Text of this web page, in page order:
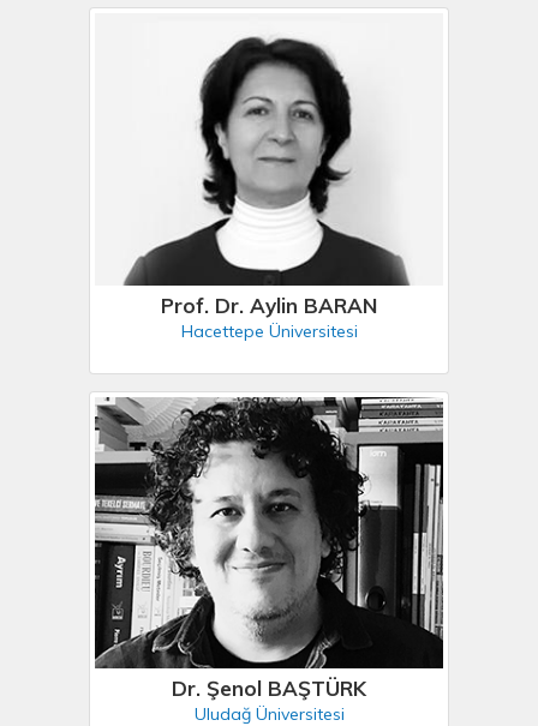
Prof. Dr. Aylin BARAN
Hacettepe Üniversitesi
Dr. Şenol BAŞTÜRK
Uludağ Üniversitesi